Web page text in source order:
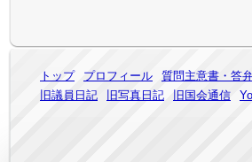
トップ プロフィール 質問主意書・答
旧議員日記
旧写真日記 旧国会通信